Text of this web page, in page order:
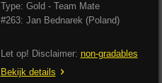
Type: Gold - Team Mate
#263: Jan Bednarek (Poland)
Let op! Disclaimer: non-gradables
Bekijk details